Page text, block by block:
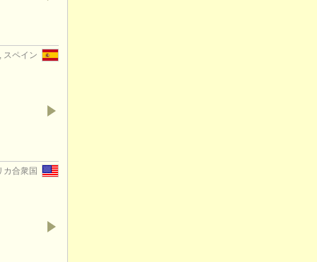
スペイン
カ合衆国